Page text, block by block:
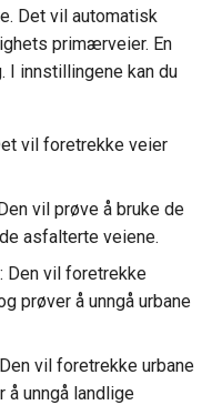
Det vil automatisk
primærveier. En
I innstillingene kan du
vil foretrekke veier
vil prøve å bruke de
asfalterte veiene.
Den vil foretrekke
prøver å unngå urbane
vil foretrekke urbane
å unngå landlige